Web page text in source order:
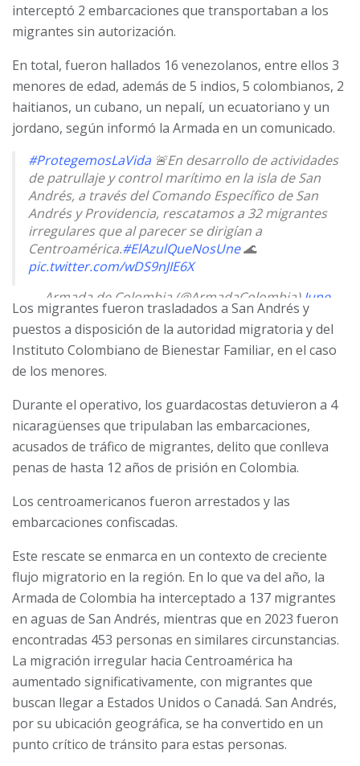
interceptó 2 embarcaciones que transportaban a los
migrantes sin autorización.
En total, fueron hallados 16 venezolanos, entre ellos 3
menores de edad, además de 5 indios, 5 colombianos, 2
haitianos, un cubano, un nepalí, un ecuatoriano y un
jordano, según informó la Armada en un comunicado.
#ProtegemosLaVida 🚨En desarrollo de actividades
de patrullaje y control marítimo en la isla de San
Andrés, a través del Comando Específico de San
Andrés y Providencia, rescatamos a 32 migrantes
irregulares que al parecer se dirigían a
Centroamérica.#ElAzulQueNosUne🌊
pic.twitter.com/wDS9nJIE6X
— Armada de Colombia (@ArmadaColombia) June
14, 2024
Los migrantes fueron trasladados a San Andrés y
puestos a disposición de la autoridad migratoria y del
Instituto Colombiano de Bienestar Familiar, en el caso
de los menores.
Durante el operativo, los guardacostas detuvieron a 4
nicaragüenses que tripulaban las embarcaciones,
acusados de tráfico de migrantes, delito que conlleva
penas de hasta 12 años de prisión en Colombia.
Los centroamericanos fueron arrestados y las
embarcaciones confiscadas.
Este rescate se enmarca en un contexto de creciente
flujo migratorio en la región. En lo que va del año, la
Armada de Colombia ha interceptado a 137 migrantes
en aguas de San Andrés, mientras que en 2023 fueron
encontradas 453 personas en similares circunstancias.
La migración irregular hacia Centroamérica ha
aumentado significativamente, con migrantes que
buscan llegar a Estados Unidos o Canadá. San Andrés,
por su ubicación geográfica, se ha convertido en un
punto crítico de tránsito para estas personas.